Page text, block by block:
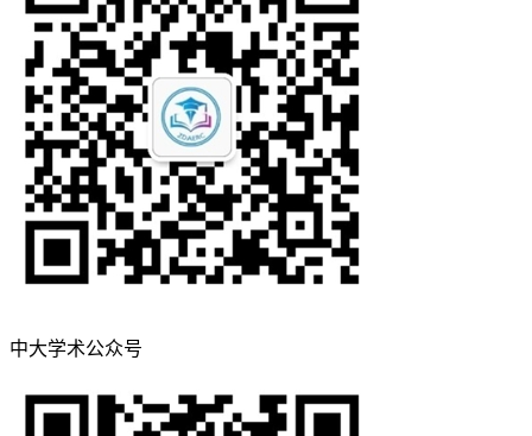
中大学术公众号